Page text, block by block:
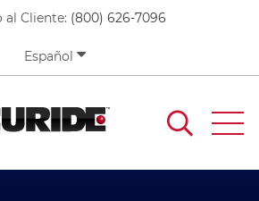
al Cliente: (800) 626-7096
Español